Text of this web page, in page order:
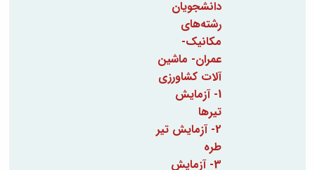
دانشجویان
رشته‌های
مکانیک-
عمران- ماشین
آلات کشاورزی
1- آزمایش
تیرها
2- آزمایش تیر
طره
3- آزمایش